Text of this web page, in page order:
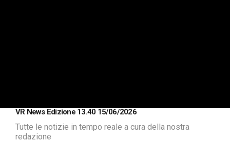
VR News Edizione 13.40 15/06/2026
Tutte le notizie in tempo reale a cura della nostra
redazione